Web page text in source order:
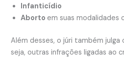
Infanticídio
Aborto em suas modalidades
Além desses, o júri também julga
seja, outras infrações ligadas ao